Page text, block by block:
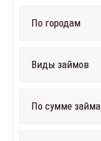
По городам
Виды займов
По сумме займа